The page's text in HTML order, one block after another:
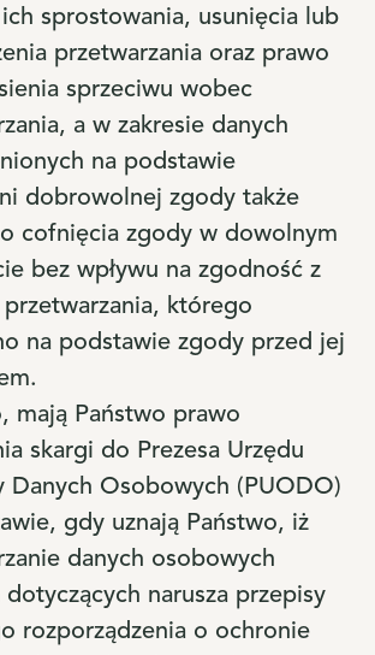
sprostowania, usunięcia lub
przetwarzania oraz prawo
sprzeciwu wobec
a w zakresie danych
na podstawie
dobrowolnej zgody także
cofnięcia zgody w dowolnym
bez wpływu na zgodność z
którego
na podstawie zgody przed jej
mają Państwo prawo
skargi do Prezesa Urzędu
Danych Osobowych (PUODO)
gdy uznają Państwo, iż
danych osobowych
dotyczących narusza przepisy
rozporządzenia o ochronie